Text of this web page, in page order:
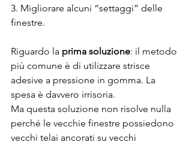
3. Migliorare alcuni “settaggi” delle
finestre.
Riguardo la prima soluzione: il metodo
più comune è di utilizzare strisce
adesive a pressione in gomma. La
spesa è davvero irrisoria.
Ma questa soluzione non risolve nulla
perché le vecchie finestre possiedono
vecchi telai ancorati su vecchi